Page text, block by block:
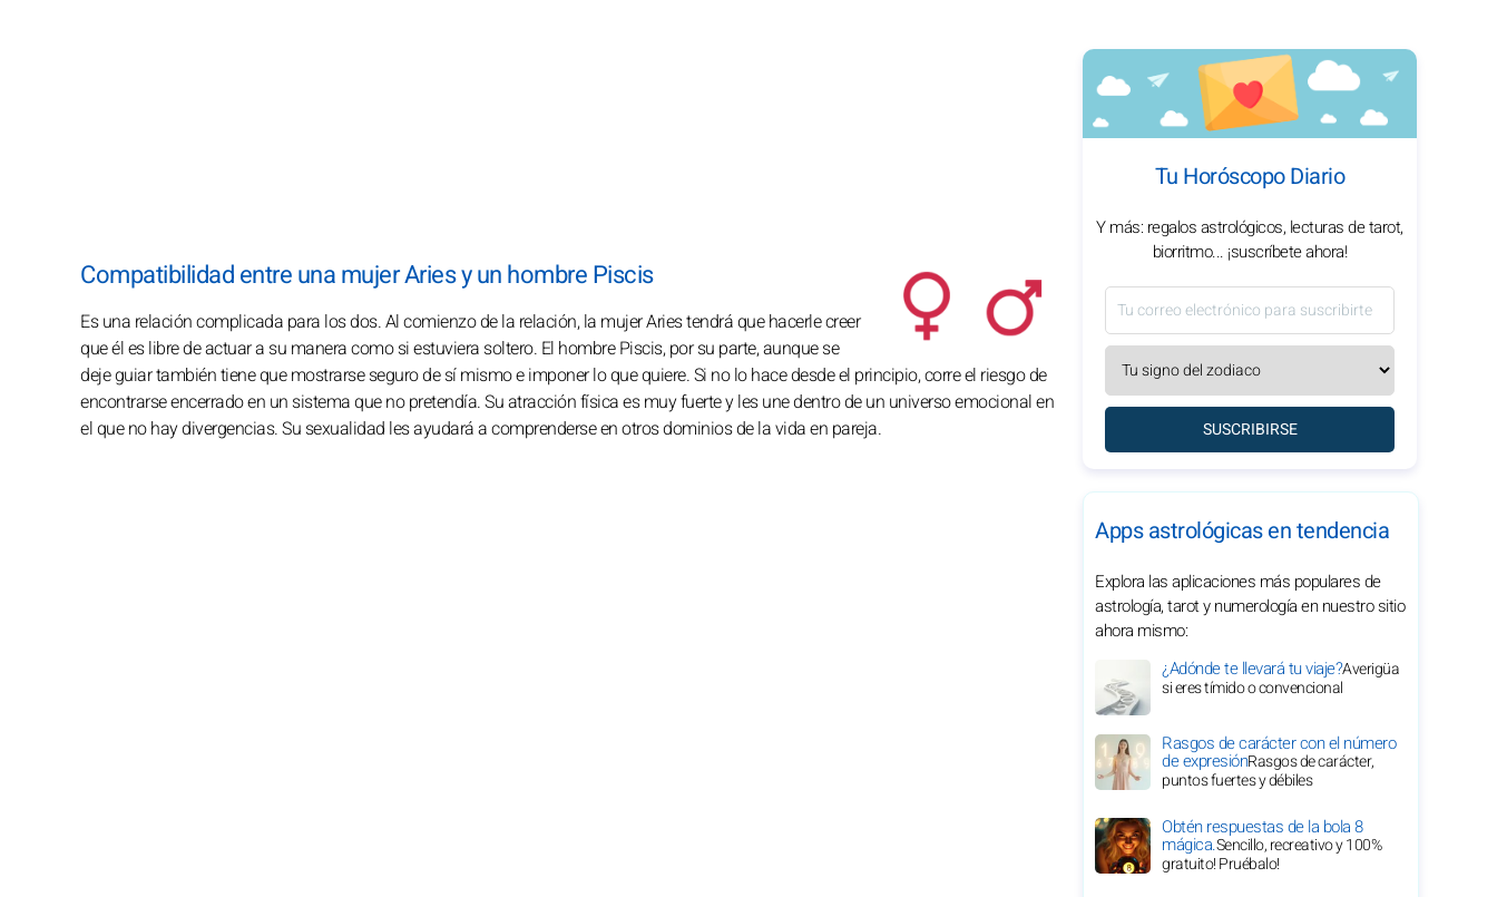
Compatibilidad entre una mujer Aries y un hombre Piscis
Es una relación complicada para los dos. Al comienzo de la relación, la mujer Aries tendrá que hacerle creer
que él es libre de actuar a su manera como si estuviera soltero. El hombre Piscis, por su parte, aunque se
deje guiar también tiene que mostrarse seguro de sí mismo e imponer lo que quiere. Si no lo hace desde el principio, corre el riesgo de
encontrarse encerrado en un sistema que no pretendía. Su atracción física es muy fuerte y les une dentro de un universo emocional en
el que no hay divergencias. Su sexualidad les ayudará a comprenderse en otros dominios de la vida en pareja.
Tu Horóscopo Diario
Y más: regalos astrológicos, lecturas de tarot,
biorritmo... ¡suscríbete ahora!
SUSCRIBIRSE
Apps astrológicas en tendencia
Explora las aplicaciones más populares de
astrología, tarot y numerología en nuestro sitio
ahora mismo:
¿Adónde te llevará tu viaje?Averigüa
si eres tímido o convencional
Rasgos de carácter con el número
de expresiónRasgos de carácter,
puntos fuertes y débiles
Obtén respuestas de la bola 8
mágica.Sencillo, recreativo y 100%
gratuito! Pruébalo!